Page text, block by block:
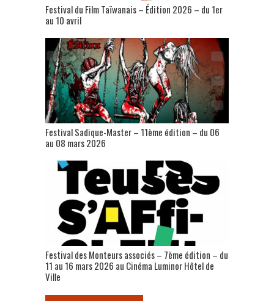
Festival du Film Taïwanais – Édition 2026 – du 1er
au 10 avril
Festival Sadique-Master – 11ème édition – du 06
au 08 mars 2026
Festival des Monteurs associés – 7ème édition – du
11 au 16 mars 2026 au Cinéma Luminor Hôtel de
Ville